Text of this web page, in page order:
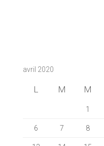
avril 2020
L M M
1
6 7 8